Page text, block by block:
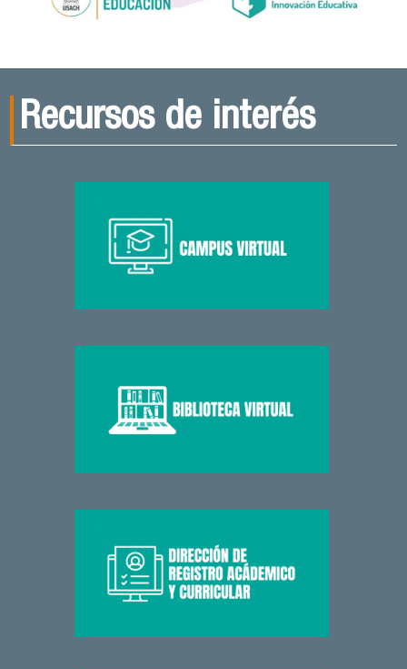
Recursos de interés